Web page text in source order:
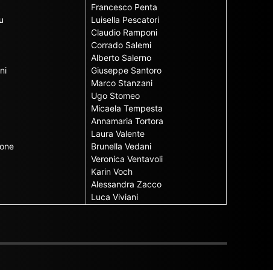
Francesco Penta
Luisella Pescatori
Claudio Ramponi
Corrado Salemi
Alberto Salerno
Giuseppe Santoro
Marco Stanzani
Ugo Stomeo
Micaela Tempesta
Annamaria Tortora
Laura Valente
Brunella Vedani
Veronica Ventavoli
Karin Voch
Alessandra Zacco
Luca Viviani